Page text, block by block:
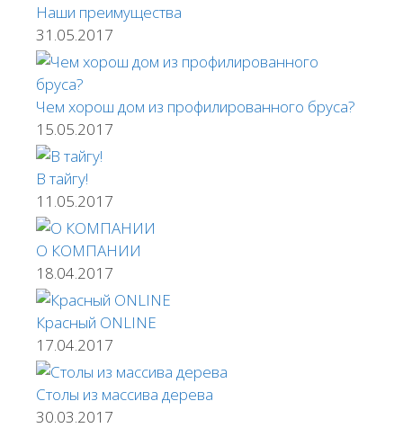
Наши преимущества
31.05.2017
Чем хорош дом из профилированного бруса?
15.05.2017
В тайгу!
11.05.2017
О КОМПАНИИ
18.04.2017
Красный ONLINE
17.04.2017
Столы из массива дерева
30.03.2017